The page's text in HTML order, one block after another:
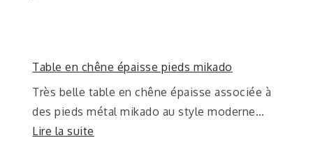
Table en chêne épaisse pieds mikado
Très belle table en chêne épaisse associée à
des pieds métal mikado au style moderne…
Lire la suite